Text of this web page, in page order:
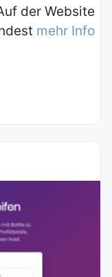
der Website
mehr Info